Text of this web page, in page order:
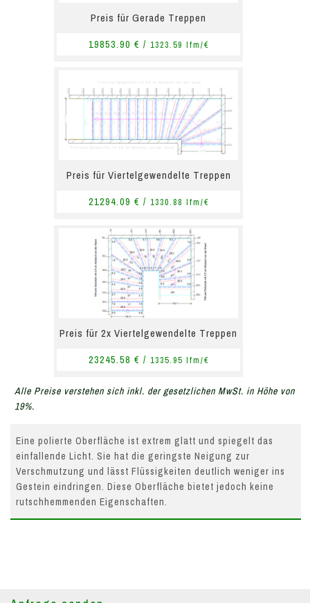
Preis für Gerade Treppen
19853.90 € / 1323.59 lfm/€
Preis für Viertelgewendelte Treppen
21294.09 € / 1330.88 lfm/€
Preis für 2x Viertelgewendelte Treppen
23245.58 € / 1335.95 lfm/€
Alle Preise verstehen sich inkl. der gesetzlichen MwSt. in Höhe von
19%.
Eine polierte Oberfläche ist extrem glatt und spiegelt das
einfallende Licht. Sie hat die geringste Neigung zur
Verschmutzung und lässt Flüssigkeiten deutlich weniger ins
Gestein eindringen. Diese Oberfläche bietet jedoch keine
rutschhemmenden Eigenschaften.